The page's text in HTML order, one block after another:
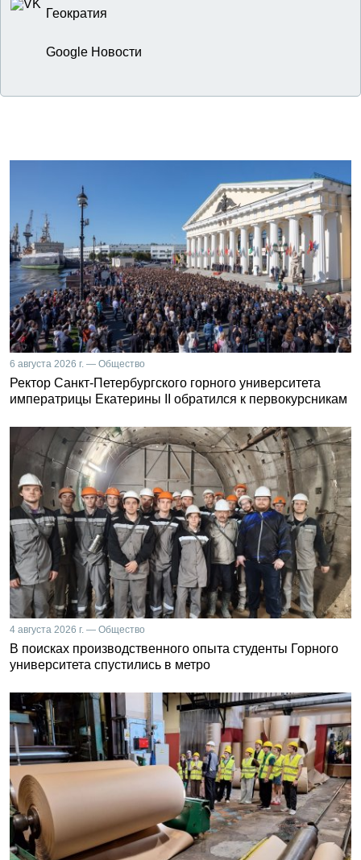
Геократия
Google Новости
6 августа 2026 г. — Общество
Ректор Санкт-Петербургского горного университета
императрицы Екатерины II обратился к первокурсникам
4 августа 2026 г. — Общество
В поисках производственного опыта студенты Горного
университета спустились в метро